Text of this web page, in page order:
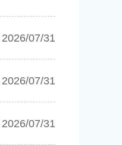
2026/07/31
2026/07/31
2026/07/31